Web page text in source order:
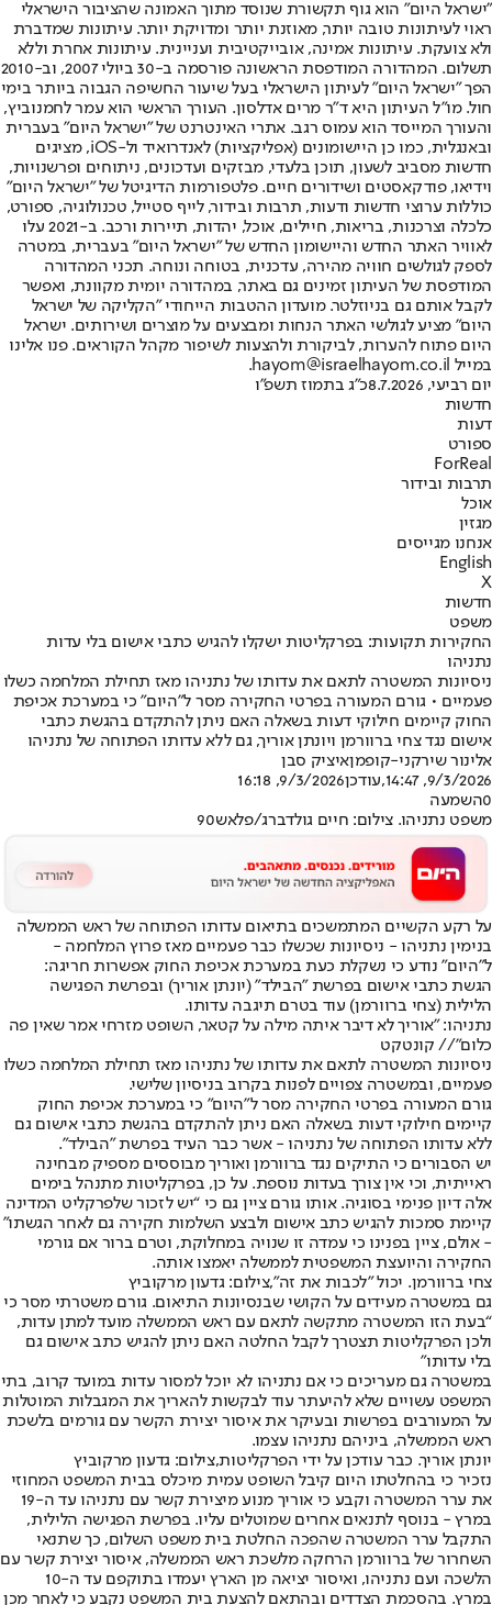
"ישראל היום" הוא גוף תקשורת שנוסד מתוך האמונה שהציבור הישראלי
ראוי לעיתונות טובה יותר, מאוזנת יותר ומדויקת יותר. עיתונות שמדברת
ולא צועקת. עיתונות אמינה, אובייקטיבית ועניינית. עיתונות אחרת וללא
תשלום. המהדורה המודפסת הראשונה פורסמה ב-30 ביולי 2007, וב-2010
הפך "ישראל היום" לעיתון הישראלי בעל שיעור החשיפה הגבוה ביותר בימי
חול. מו"ל העיתון היא ד"ר מרים אדלסון. העורך הראשי הוא עמר לחמנוביץ,
והעורך המייסד הוא עמוס רגב. אתרי האינטרנט של "ישראל היום" בעברית
ובאנגלית, כמו כן היישומונים (אפליקציות) לאנדרואיד ול-iOS, מציגים
חדשות מסביב לשעון, תוכן בלעדי, מבזקים ועדכונים, ניתוחים ופרשנויות,
וידיאו, פודקאסטים ושידורים חיים. פלטפורמות הדיגיטל של "ישראל היום"
כוללות ערוצי חדשות ודעות, תרבות ובידור, לייף סטייל, טכנולוגיה, ספורט,
כלכלה וצרכנות, בריאות, חיילים, אוכל, יהדות, תיירות ורכב. ב-2021 עלו
לאוויר האתר החדש והיישומון החדש של "ישראל היום" בעברית, במטרה
לספק לגולשים חוויה מהירה, עדכנית, בטוחה ונוחה. תכני המהדורה
המודפסת של העיתון זמינים גם באתר, במהדורה יומית מקוונת, ואפשר
לקבל אותם גם בניוזלטר. מועדון ההטבות הייחודי "הקליקה של ישראל
היום" מציע לגולשי האתר הנחות ומבצעים על מוצרים ושירותים. ישראל
היום פתוח להערות, לביקורת ולהצעות לשיפור מקהל הקוראים. פנו אלינו
במייל hayom@israelhayom.co.il.
יום רביעי, 8.7.2026
כ"ג בתמוז תשפ"ו
חדשות
דעות
ספורט
ForReal
תרבות ובידור
אוכל
מגזין
אנחנו מגייסים
English
X
חדשות
משפט
החקירות תקועות: בפרקליטות ישקלו להגיש כתבי אישום בלי עדות
נתניהו
ניסיונות המשטרה לתאם את עדותו של נתניהו מאז תחילת המלחמה כשלו
פעמיים • גורם המעורה בפרטי החקירה מסר ל”היום” כי במערכת אכיפת
החוק קיימים חילוקי דעות בשאלה האם ניתן להתקדם בהגשת כתבי
אישום נגד צחי ברוורמן ויונתן אוריך, גם ללא עדותו הפתוחה של נתניהו
אלינור שירקני-קופמןאיציק סבן
9/3/2026, 14:47
,עודכן9/3/2026, 16:18
0השמעה
משפט נתניהו. צילום: חיים גולדברג/פלאש90
על רקע הקשיים המתמשכים בתיאום עדותו הפתוחה של ראש הממשלה
בנימין נתניהו - ניסיונות שכשלו כבר פעמיים מאז פרוץ המלחמה -
ל"היום" נודע כי נשקלת כעת במערכת אכיפת החוק אפשרות חריגה:
הגשת כתבי אישום בפרשת "הבילד" (יונתן אוריך) ובפרשת הפגישה
הלילית (צחי ברוורמן) עוד בטרם תיגבה עדותו.
נתניהו: "אוריך לא דיבר איתה מילה על קטאר, השופט מזרחי אמר שאין פה
כלום"// קונטקט
ניסיונות המשטרה לתאם את עדותו של נתניהו מאז תחילת המלחמה כשלו
פעמיים, ובמשטרה צפויים לפנות בקרוב בניסיון שלישי.
גורם המעורה בפרטי החקירה מסר ל”היום” כי במערכת אכיפת החוק
קיימים חילוקי דעות בשאלה האם ניתן להתקדם בהגשת כתבי אישום גם
ללא עדותו הפתוחה של נתניהו - אשר כבר העיד בפרשת "הבילד".
יש הסבורים כי התיקים נגד ברוורמן ואוריך מבוססים מספיק מבחינה
ראייתית, וכי אין צורך בעדות נוספת. על כן, בפרקליטות מתנהל בימים
אלה דיון פנימי בסוגיה. אותו גורם ציין גם כי “יש לזכור שלפרקליט המדינה
קיימת סמכות להגיש כתב אישום ולבצע השלמות חקירה גם לאחר הגשתו”
- אולם, ציין בפנינו כי עמדה זו שנויה במחלוקת, וטרם ברור אם גורמי
החקירה והיועצת המשפטית לממשלה יאמצו אותה.
צחי ברוורמן. יכול "לכבות את זה",צילום: גדעון מרקוביץ
גם במשטרה מעידים על הקושי שבנסיונות התיאום. גורם משטרתי מסר כי
“בעת הזו המשטרה מתקשה לתאם עם ראש הממשלה מועד למתן עדות,
ולכן הפרקליטות תצטרך לקבל החלטה האם ניתן להגיש כתב אישום גם
בלי עדותו”
במשטרה גם מעריכים כי אם נתניהו לא יוכל למסור עדות במועד קרוב, בתי
המשפט עשויים שלא להיעתר עוד לבקשות להאריך את המגבלות המוטלות
על המעורבים בפרשות ובעיקר את איסור יצירת הקשר עם גורמים בלשכת
ראש הממשלה, ביניהם נתניהו עצמו.
יונתן אוריך. כבר עודכן על ידי הפרקליטות,צילום: גדעון מרקוביץ
נזכיר כי בהחלטתו היום קיבל השופט עמית מיכלס בבית המשפט המחוזי
את ערר המשטרה וקבע כי אוריך מנוע מיצירת קשר עם נתניהו עד ה-19
במרץ - בנוסף לתנאים אחרים שמוטלים עליו. בפרשת הפגישה הלילית,
התקבל ערר המשטרה שהפכה החלטת בית משפט השלום, כך שתנאי
השחרור של ברוורמן הרחקה מלשכת ראש הממשלה, איסור יצירת קשר עם
הלשכה ועם נתניהו, ואיסור יציאה מן הארץ יעמדו בתוקפם עד ה-10
במרץ. בהסכמת הצדדים ובהתאם להצעת בית המשפט נקבע כי לאחר מכן